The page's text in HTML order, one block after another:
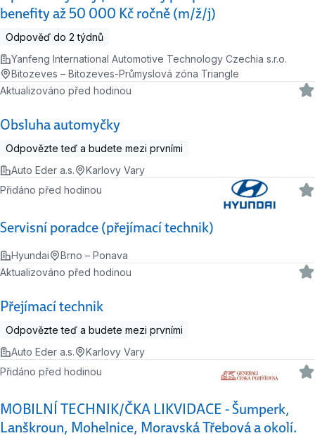
benefity až 50 000 Kč ročně (m/ž/j)
Odpověď do 2 týdnů
Yanfeng International Automotive Technology Czechia s.r.o.
Bitozeves – Bitozeves-Průmyslová zóna Triangle
Obsluha automyčky
Aktualizováno před hodinou
Odpovězte teď a budete mezi prvními
Auto Eder a.s.
Karlovy Vary
Servisní poradce (přejímací technik)
Přidáno před hodinou
Hyundai Brno – Ponava
Přejímací technik
Aktualizováno před hodinou
Odpovězte teď a budete mezi prvními
Auto Eder a.s.
Karlovy Vary
MOBILNÍ TECHNIK/ČKA LIKVIDACE - Šumperk,
Lanškroun, Mohelnice, Moravská Třebová a okolí.
Přidáno před hodinou